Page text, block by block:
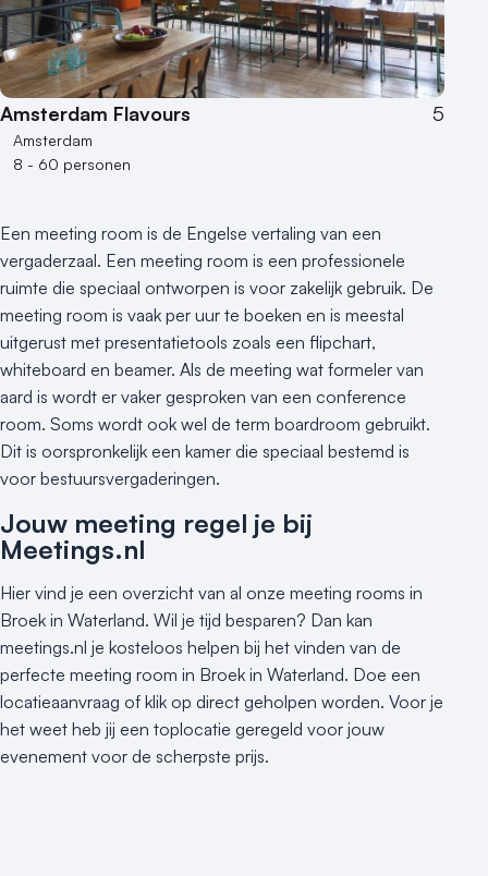
Amsterdam Flavours 5
Amsterdam
8 - 60 personen
Een meeting room is de Engelse vertaling van een
vergaderzaal. Een meeting room is een professionele
ruimte die speciaal ontworpen is voor zakelijk gebruik. De
meeting room is vaak per uur te boeken en is meestal
uitgerust met presentatietools zoals een flipchart,
whiteboard en beamer. Als de meeting wat formeler van
aard is wordt er vaker gesproken van een conference
room. Soms wordt ook wel de term boardroom gebruikt.
Dit is oorspronkelijk een kamer die speciaal bestemd is
voor bestuursvergaderingen.
Jouw meeting regel je bij
Meetings.nl
Hier vind je een overzicht van al onze meeting rooms in
Broek in Waterland. Wil je tijd besparen? Dan kan
meetings.nl je kosteloos helpen bij het vinden van de
perfecte meeting room in Broek in Waterland. Doe een
locatieaanvraag of klik op direct geholpen worden. Voor je
het weet heb jij een toplocatie geregeld voor jouw
evenement voor de scherpste prijs.